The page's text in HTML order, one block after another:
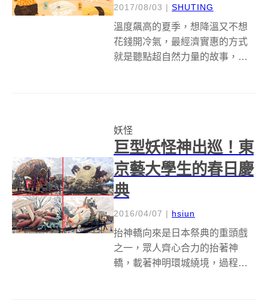
2017/08/03 | SHUTING
溫度飆高的夏季，想降溫又不想
花錢開冷氣，最經濟實惠的方式
就是聽點超自然力量的故事，絕
吧 XD 日本民間傳說的妖怪百百
種，不僅千奇...
妖怪
巨型妖怪神出巡！東
京藝大學生的春日慶
典
2016/04/07 | hsiun
抬神轎向來是日本祭典的重頭戲
之一，眾人齊心合力的抬著神
轎，載著神明環城繞境，過程中